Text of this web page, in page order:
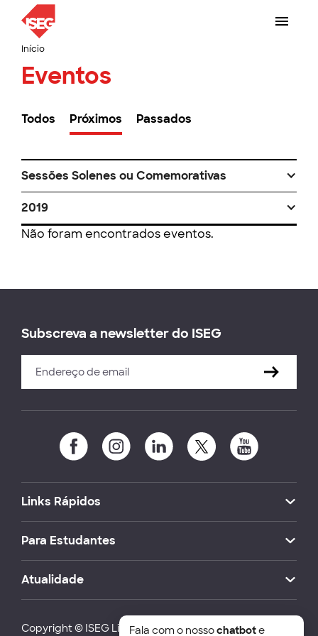
Início
Eventos
Todos Próximos Passados
Sessões Solenes ou Comemorativas
2019
Não foram encontrados eventos.
Subscreva a newsletter do ISEG
Links Rápidos
Para Estudantes
Atualidade
Copyright © ISEG Lisbon School of Economics and
Fala com o nossochatbote